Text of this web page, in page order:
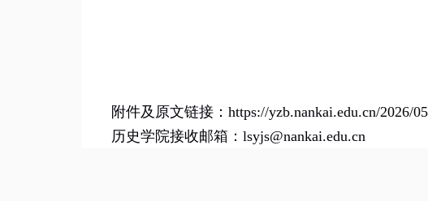
附件及原文链接： https://yzb.nankai.edu.cn/2026/
历史学院接收邮箱：lsyjs@nankai.edu.cn